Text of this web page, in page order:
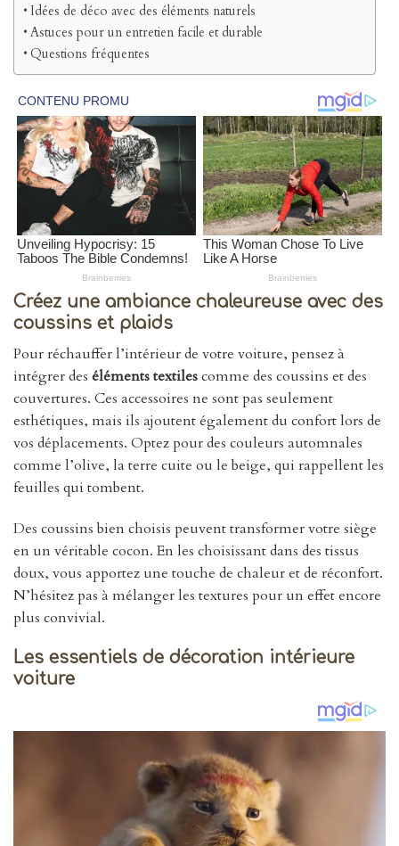
Idées de déco avec des éléments naturels
Astuces pour un entretien facile et durable
Questions fréquentes
Créez une ambiance chaleureuse avec des
coussins et plaids
Pour réchauffer l’intérieur de votre voiture, pensez à
intégrer des éléments textilescomme des coussins et des
couvertures. Ces accessoires ne sont pas seulement
esthétiques, mais ils ajoutent également du confort lors de
vos déplacements. Optez pour des couleurs automnales
comme l’olive, la terre cuite ou le beige, qui rappellent les
feuilles qui tombent.
Des coussins bien choisis peuvent transformer votre siège
en un véritable cocon. En les choisissant dans des tissus
doux, vous apportez une touche de chaleur et de réconfort.
N’hésitez pas à mélanger les textures pour un effet encore
plus convivial.
Les essentiels de décoration intérieure
voiture